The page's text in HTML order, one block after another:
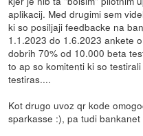
aplikacij. Med drugimi sem
ki so posiljaji feedbacke na
1.1.2023 do 1.6.2023 ankete
dobrih 70% od 10.000 beta
to ap so komitenti ki so
testiras....
Kot drugo uvoz qr kode
sparkasse :), pa tudi